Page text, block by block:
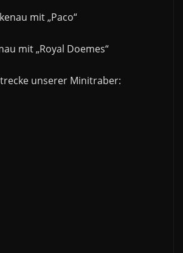
mit „Paco“
mit „Royal Doemes“
unserer Minitraber: